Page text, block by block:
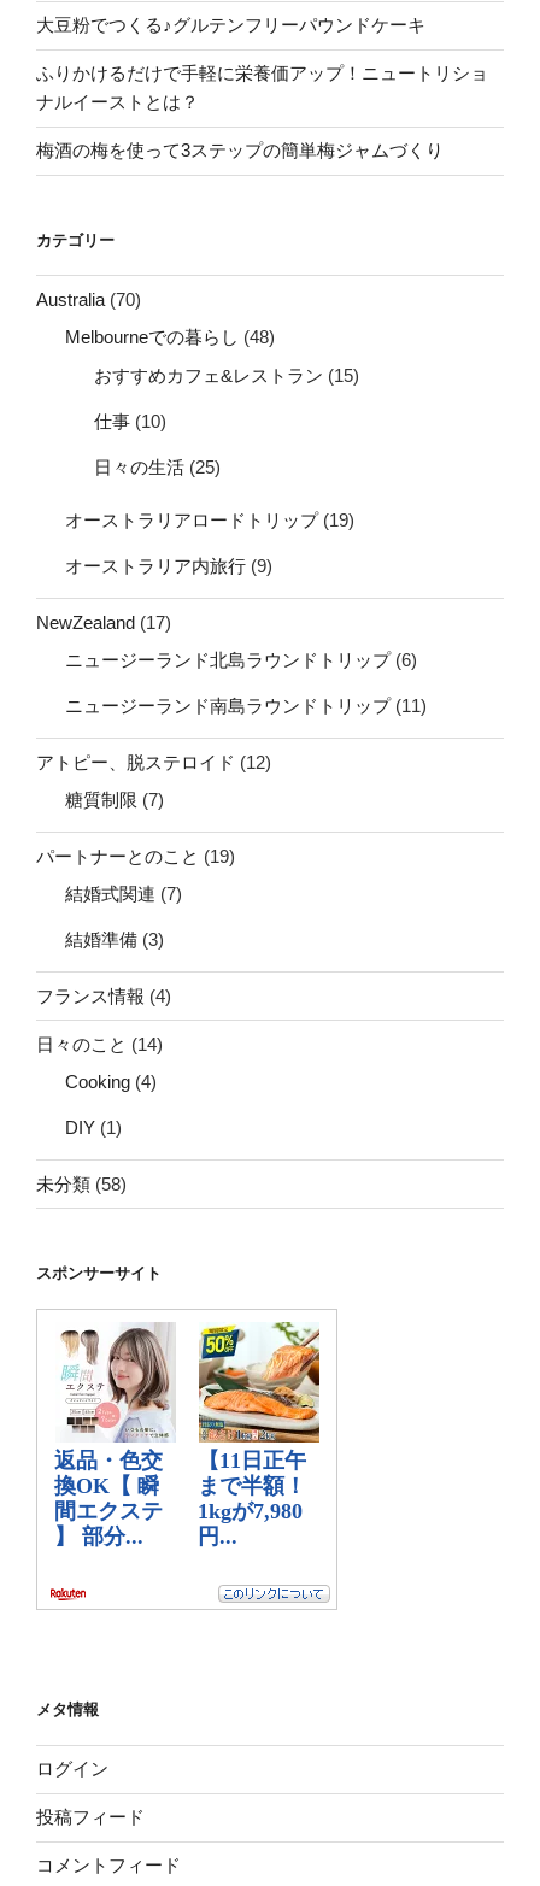
大豆粉でつくる♪グルテンフリーパウンドケーキ
ふりかけるだけで手軽に栄養価アップ！ニュートリショ
ナルイーストとは？
梅酒の梅を使って3ステップの簡単梅ジャムづくり
カテゴリー
Australia (70)
Melbourneでの暮らし (48)
おすすめカフェ&レストラン (15)
仕事 (10)
日々の生活 (25)
オーストラリアロードトリップ(19)
オーストラリア内旅行 (9)
NewZealand (17)
ニュージーランド北島ラウンドトリップ(6)
ニュージーランド南島ラウンドトリップ(11)
アトピー、脱ステロイド (12)
糖質制限 (7)
パートナーとのこと (19)
結婚式関連 (7)
結婚準備 (3)
フランス情報 (4)
日々のこと (14)
Cooking (4)
DIY (1)
未分類 (58)
スポンサーサイト
メタ情報
ログイン
投稿フィード
コメントフィード